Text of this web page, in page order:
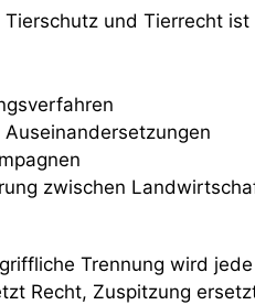
und Tierrecht
zwischen
Trennung wird
Recht, Zuspitzung